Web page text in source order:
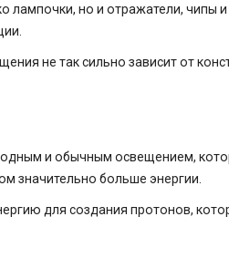
но и отражатели,
не так сильно зависит от
и обычным освещением,
значительно больше энергии.
для создания протонов,